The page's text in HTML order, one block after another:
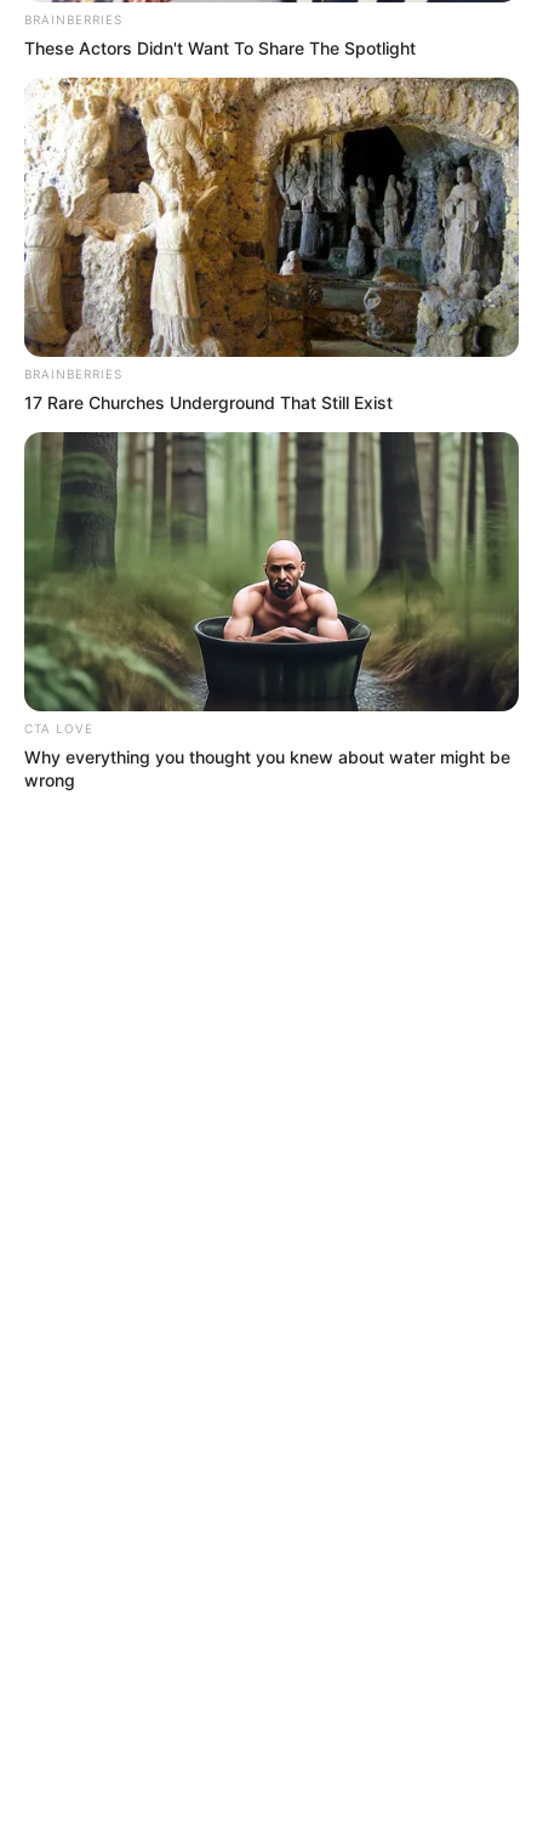
silleteros en Medellín es el popular eventoFlower Festival
International (Nueva York):Es uno de los eventos
independientes más importantes de la comunidad latina
en EE. UU. Tradicionalmente, delegaciones de más de 15
silleteros viajan con sus trajes típicos, ruanas, carrieles y
alpargatas para desfilar por las calles de Queens
(especialmente en la Avenida 37). Allí arman silletas
monumentales y tradicionales con flores locales e
importadas, reuniendo a miles de espectadores.
COMPARTIR
ALERTA BOGOTÁ EN GOOGLE NEWS
TEMAS RELACIONADOS
NOTICIAS MEDELLÍN
ALERTA PAISA
DESFILE DE SILLETEROS
SILLETEROS
AUTORIDADES
ALCALDÍA TURISMO
TURISTAS
FERIA DE LAS FLORES
MANTÉNGASE EN ALERTA
BRAINBERRIES
These Actors Didn't Want To Share The Spotlight
BRAINBERRIES
17 Rare Churches Underground That Still Exist
CTA LOVE
Why everything you thought you knew about water might be
wrong